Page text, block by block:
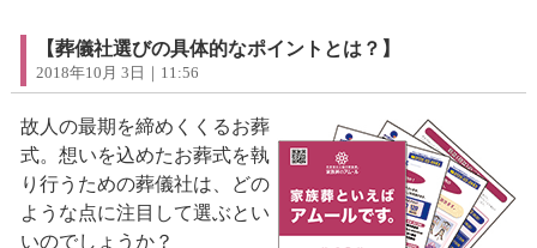
【葬儀社選びの具体的なポイントとは？】
2018年10月 3日｜11:56
故人の最期を締めくくるお葬
式。想いを込めたお葬式を執
り行うための葬儀社は、どの
ような点に注目して選ぶとい
いのでしょうか？